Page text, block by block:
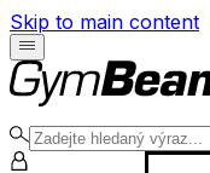
Skip to main content